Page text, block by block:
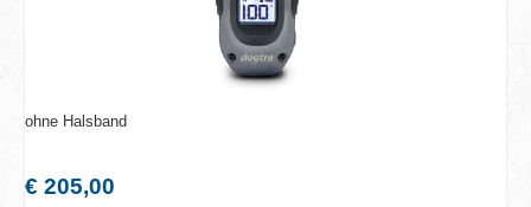
ohne Halsband
Regulärer Preis:
€ 205,00